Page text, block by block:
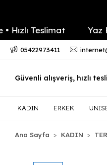
Teslimat Yaz
05422973411
Güvenli alışveriş, hızlı
KADIN ERKEK
Ana Sayfa KADIN